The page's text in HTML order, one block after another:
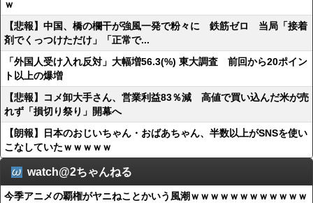
ｗ
【悲報】中国、橋の欄干が強風一発で粉々に 鉄筋ゼロ 当局「接着
剤でくっつけただけ」「正常で...
「外国人受け入れ反対」大幅増56.3(%) 東大調査 前回から20ポイン
ト以上の爆増
【悲報】コメ卸大手さん、営業利益83％減 高値で買い込んだ米が売
れず「損切り祭り」開幕へ
【朗報】日本のおじいちゃん・おばあちゃん、半数以上がSNSを使い
こなしていたｗｗｗｗｗ
watch@2ちゃんねる
今季アニメの覇権がヤニねことかいう風潮ｗｗｗｗｗｗｗｗｗｗｗｗ